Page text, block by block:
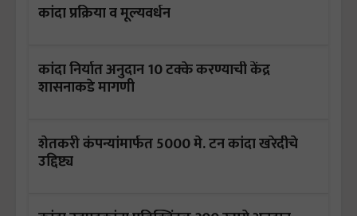
कांदा प्रक्रिया व मूल्यवर्धन
कांदा निर्यात अनुदान 10 टक्के करण्याची केंद्र
शासनाकडे मागणी
शेतकरी कंपन्यांमार्फत 5000 मे. टन कांदा खरेदीचे
उद्दिष्ट्य